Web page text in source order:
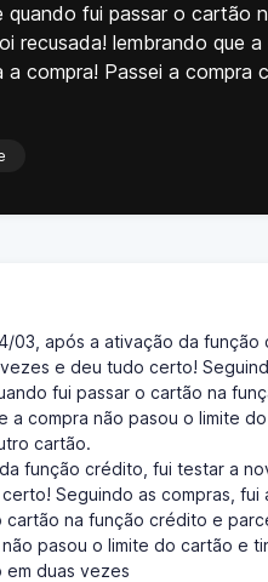
quando fui passar o cartão
recusada! lembrando que
compra! Passei a compra
03, após a ativação da
e deu tudo certo!
fui passar o cartão na
a compra não pasou o limite
cartão.
função crédito, fui testar a
Seguindo as compras, fui
cartão na função crédito e
pasou o limite do cartão e
duas vezes